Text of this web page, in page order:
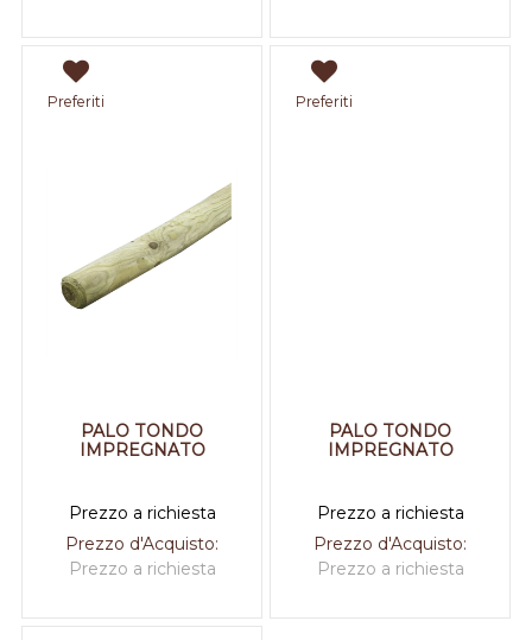
Preferiti
PALO TONDO
IMPREGNATO
Prezzo a richiesta
Prezzo d'Acquisto:
Prezzo a richiesta
Preferiti
PALO TONDO
IMPREGNATO
Prezzo a richiesta
Prezzo d'Acquisto:
Prezzo a richiesta